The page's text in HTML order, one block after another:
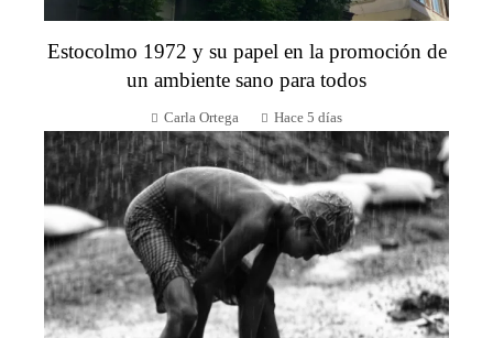
Estocolmo 1972 y su papel en la promoción de
un ambiente sano para todos
Carla Ortega Hace 5 días